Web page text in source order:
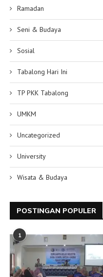
Ramadan
Seni & Budaya
Sosial
Tabalong Hari Ini
TP PKK Tabalong
UMKM
Uncategorized
University
Wisata & Budaya
POSTINGAN POPULER
1